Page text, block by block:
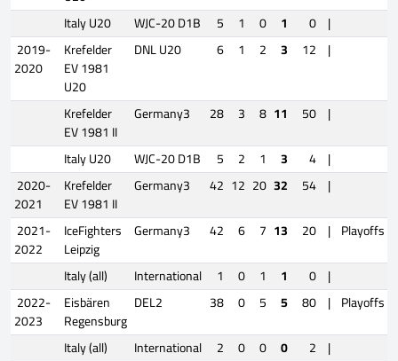
Italy U20 WJC-20 D1B 5 1 0 1 0 |
2019-
2020
Krefelder
EV 1981
U20
DNL U20 6 1 2 3 12 |
Krefelder
EV 1981 II
Germany3 28 3 8 11 50 |
Italy U20
WJC-20 D1B 5 2 1 3 4 |
2020-
2021
Krefelder
EV 1981 II
Germany3 42 12 20 32 54 |
2021-
2022
IceFighters
Leipzig
Germany3 42 6 7 13 20 | Playoffs
Italy (all)
International 1 0 1 1 0 |
2022-
2023
Eisbären
Regensburg
DEL2 38 0 5 5 80 | Playoffs
Italy (all)
International 2 0 0 0 2 |